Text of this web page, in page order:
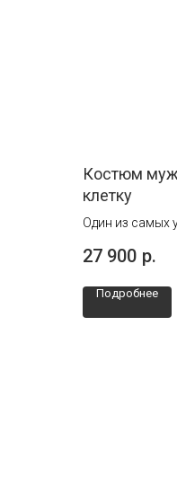
Костюм
клетку
Один из самых
Как на работе,
27 900 р.
Подробнее